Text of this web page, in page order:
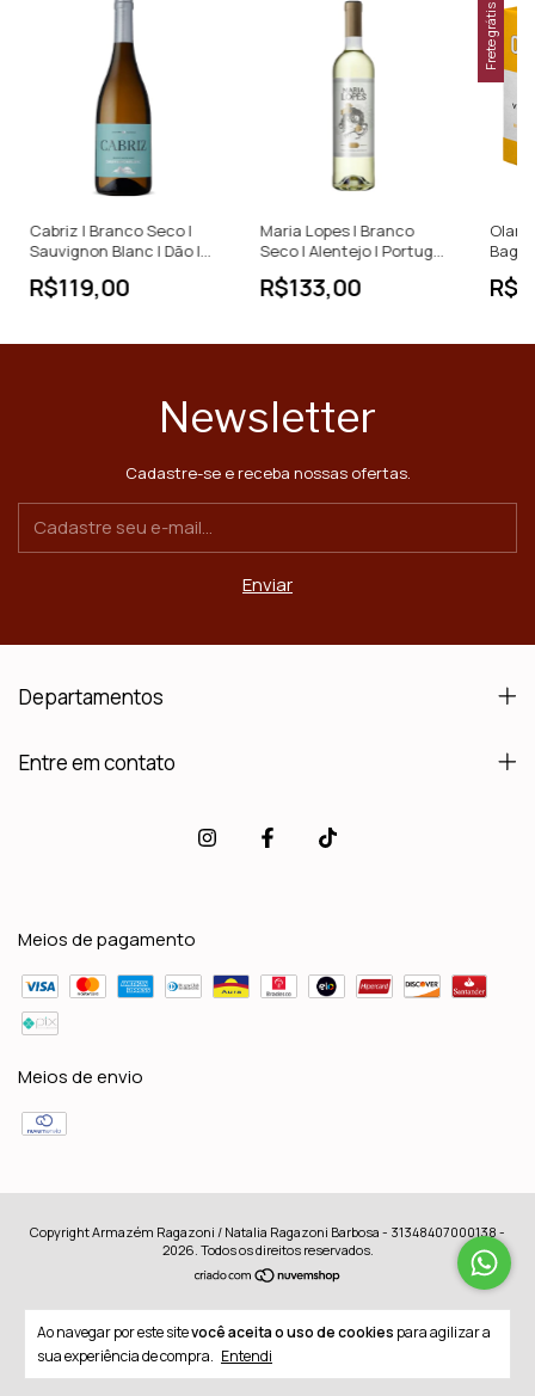
Ao navegar por este sitevocê aceita o uso de cookies para agilizar a
sua experiência de compra. Entendi
Cabriz | Branco Seco |
Sauvignon Blanc | Dão |
Portugal | 750ml
R$119,00
Maria Lopes | Branco
Seco | Alentejo | Portugal
| 750ml
R$133,00
Frete grátis
Bag
5lts
Newsletter
Cadastre-se e receba nossas ofertas.
Departamentos
Entre em contato
Meios de pagamento
Meios de envio
Copyright Armazém Ragazoni / Natalia Ragazoni Barbosa - 31348407000138 -
2026. Todos os direitos reservados.